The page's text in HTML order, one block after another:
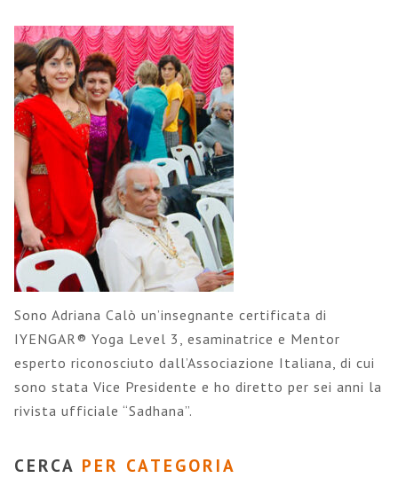
Sono Adriana Calò un’insegnante certificata di
IYENGAR® Yoga Level 3, esaminatrice e Mentor
esperto riconosciuto dall’Associazione Italiana, di cui
sono stata Vice Presidente e ho diretto per sei anni la
rivista ufficiale “Sadhana”.
CERCA PER CATEGORIA